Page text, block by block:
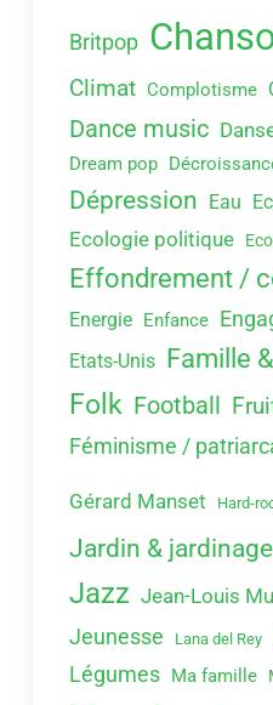
Britpop
Climat Complotisme
Dance music
Dream pop
Dépression Eau
Ecologie politique
Effondrement /
Energie
Enfance
Etats-Unis Famille
Folk Football
Féminisme /
Gérard Manset Hard-
Jardin & jardinage
Jazz Jean-Louis
Jeunesse Lana del Rey
Légumes Ma famille